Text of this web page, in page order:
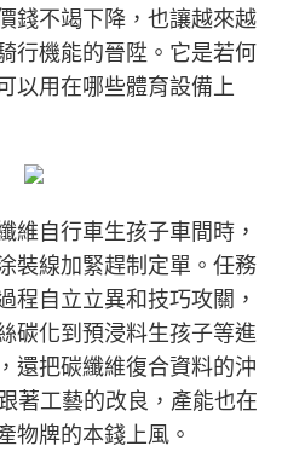
錢不竭下降，也讓越來越
行機能的晉陞。它是若何
以用在哪些體育設備上
維自行車生孩子車間時，
裝線加緊趕制定單。任務
程自立立異和技巧攻關，
碳化到預浸料生孩子等進
還把碳纖維復合資料的沖
著工藝的改良，產能也在
物牌的本錢上風。